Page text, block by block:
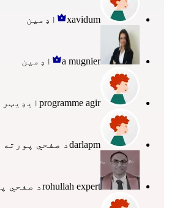
xavidum اډمین
a mugnier اډمین
programme agir
darlapmد صفحي پورته
rohullah expertد صفحي